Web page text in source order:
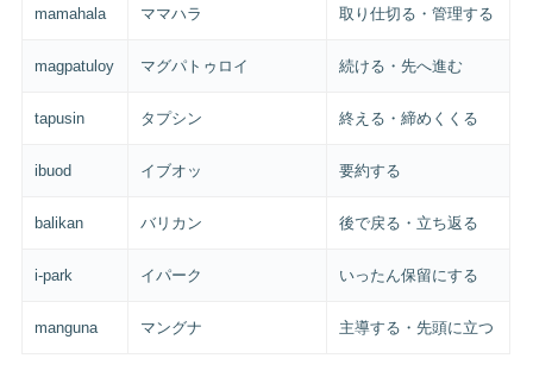
mamahala ママハラ 取り仕切る・管理する
magpatuloy マグパトゥロイ 続ける・先へ進む
tapusin タプシン 終える・締めくくる
ibuod イブオッ 要約する
balikan バリカン 後で戻る・立ち返る
i-park イパーク いったん保留にする
manguna マングナ 主導する・先頭に立つ